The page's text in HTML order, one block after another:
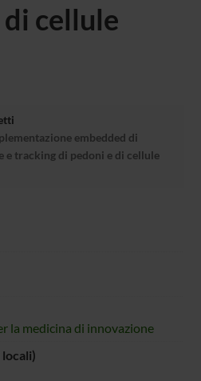
cellule
embedded di
e tracking di pedoni e di cellule
la medicina di innovazione